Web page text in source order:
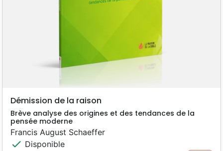
Démission de la raison
Brève analyse des origines et des tendances de la
pensée moderne
Francis August Schaeffer
check Disponible